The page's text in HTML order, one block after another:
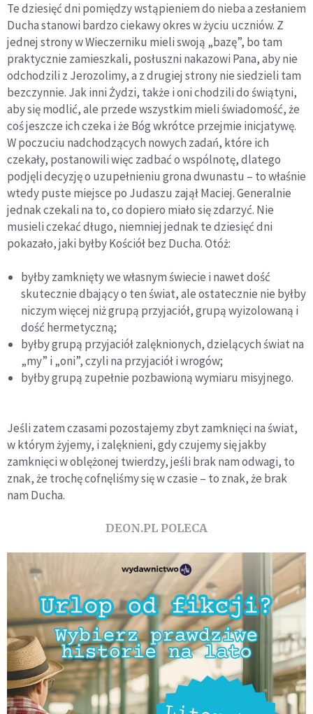
Te dziesięć dni pomiędzy wstąpieniem do nieba a zesłaniem
Ducha stanowi bardzo ciekawy okres w życiu uczniów. Z
jednej strony w Wieczerniku mieli swoją „bazę”, bo tam
praktycznie zamieszkali, posłuszni nakazowi Pana, aby nie
odchodzili z Jerozolimy, a z drugiej strony nie siedzieli tam
bezczynnie. Jak inni Żydzi, także i oni chodzili do świątyni,
aby się modlić, ale przede wszystkim mieli świadomość, że
coś jeszcze ich czeka i że Bóg wkrótce przejmie inicjatywę.
W poczuciu nadchodzących nowych zadań, które ich
czekały, postanowili więc zadbać o wspólnotę, dlatego
podjęli decyzję o uzupełnieniu grona dwunastu – to właśnie
wtedy puste miejsce po Judaszu zajął Maciej. Generalnie
jednak czekali na to, co dopiero miało się zdarzyć. Nie
musieli czekać długo, niemniej jednak te dziesięć dni
pokazało, jaki byłby Kościół bez Ducha. Otóż:
byłby zamknięty we własnym świecie i nawet dość
skutecznie dbający o ten świat, ale ostatecznie nie byłby
niczym więcej niż grupą przyjaciół, grupą wyizolowaną i
dość hermetyczną;
byłby grupą przyjaciół zalęknionych, dzielących świat na
„my” i „oni”, czyli na przyjaciół i wrogów;
byłby grupą zupełnie pozbawioną wymiaru misyjnego.
Jeśli zatem czasami pozostajemy zbyt zamknięci na świat,
w którym żyjemy, i zalęknieni, gdy czujemy się jakby
zamknięci w oblężonej twierdzy, jeśli brak nam odwagi, to
znak, że trochę cofnęliśmy się w czasie – to znak, że brak
nam Ducha.
DEON.PL POLECA